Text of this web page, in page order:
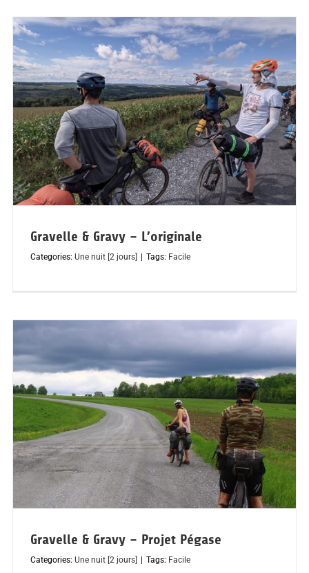
Gravelle & Gravy – L’originale
Categories:Une nuit [2 jours] | Tags: Facile
Gravelle & Gravy – Projet Pégase
Categories:Une nuit [2 jours] | Tags: Facile